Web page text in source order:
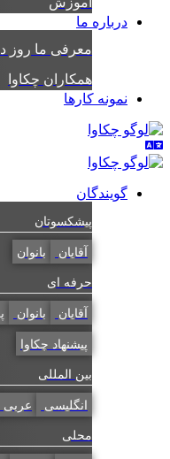
درباره ما
معرفی ماروز
همکاران چکاوا
نمونه کارها
گویندگان
پیشکسوتان
بانوان
حرفه ای
بانوان
پیشنهاد چکاوا
بین المللی
انگلیسی عربی
محلی